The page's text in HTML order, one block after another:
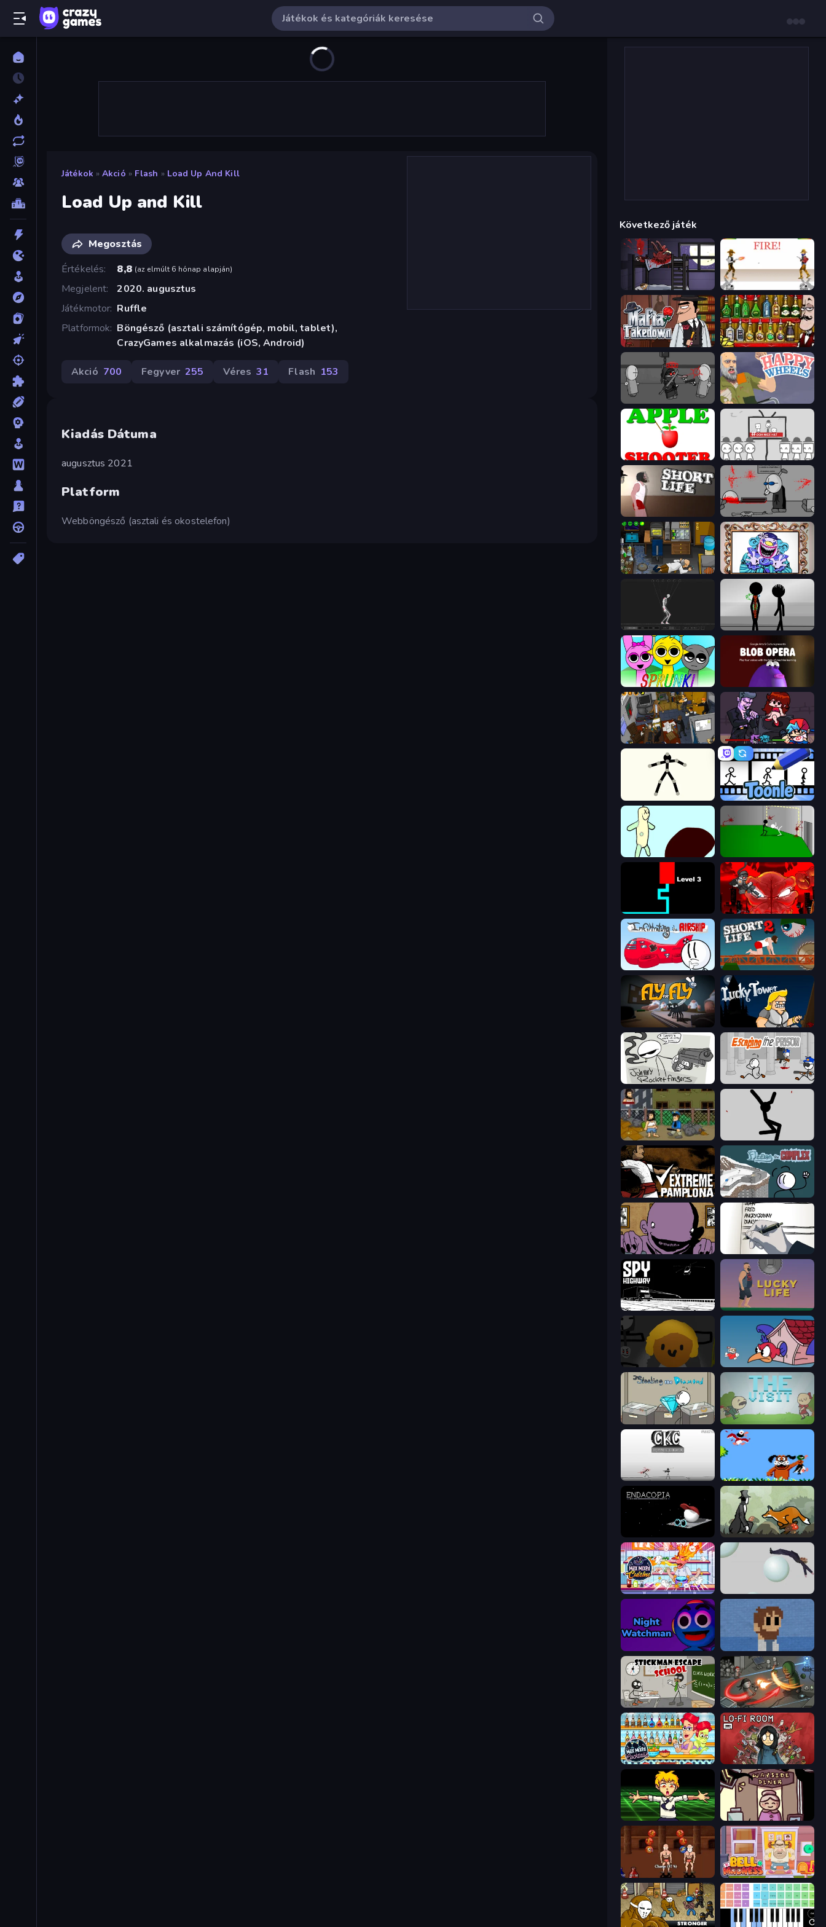
Játékok » Akció » Flash » Load Up And Kill
Load Up and Kill
Megosztás
Értékelés
8,8 (az elmúlt 6 hónap alapján)
Megjelent
2020. augusztus
Játékmotor Ruffle
Platformok Böngésző (asztali számítógép, mobil, tablet),
CrazyGames alkalmazás (iOS, Android)
Akció 700 Fegyver 255 Véres 31 Flash 153
Kiadás Dátuma
augusztus 2021
Platform
Webböngésző (asztali és okostelefon)
Következő játék
The Visitor Gunblood
Mafia Takedown Bartender The Right Mix
Madness Project Nexus Happy Wheels
Apple Shooter We Become What We Behold
Short Life Madness Deathwish
Foreign Creature Exhibit of Sorrows
Skeleton Simulator Stick Figure Penalty 2
Sprunki Blob Opera
Foreign Creature 2 Friday Night Funkin'
Stick Animator Toonle
Doodieman Voodoo
Scary Maze Madness Accelerant
Infiltrating the Airship Short Life 2
Fly for Fly Lucky Tower
Johnny Rocketfingers Escaping the Prison
Hobo
Extreme Pamplona Fleeing the Complex
The Owner Is Dead Death Note Type
Spy Highway Lucky Life
Cuphead
Stealing the Diamond The Visit
Creative Kill Chamber Duck Hunt
Endacopia The Illusionist's Dream
Max Mixed Cuisine Bush Ragdoll
Stickman Escape School Madness Online
Max Mixed Cocktails Lofi Room
Chainsaw Dance Diner in the Storm
Swords and Sandals 2 Bell Madness